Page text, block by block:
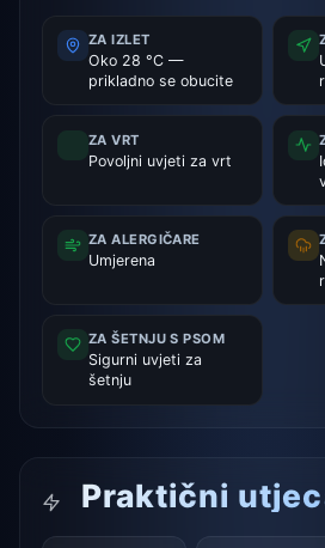
ZA IZLET
Oko 28 °C —
prikladno se obucite
ZA VRT
Povoljni uvjeti za vrt
ZA ALERGIČARE
Umjerena
ZA ŠETNJU S PSOM
Sigurni uvjeti za
šetnju
Praktični